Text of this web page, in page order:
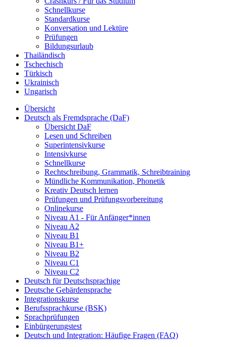
Schnellkurse
Standardkurse
Konversation und Lektüre
Prüfungen
Bildungsurlaub
Thailändisch
Tschechisch
Türkisch
Ukrainisch
Ungarisch
Übersicht
Deutsch als Fremdsprache (DaF)
Übersicht DaF
Lesen und Schreiben
Superintensivkurse
Intensivkurse
Schnellkurse
Rechtschreibung, Grammatik, Schreibtraining
Mündliche Kommunikation, Phonetik
Kreativ Deutsch lernen
Prüfungen und Prüfungsvorbereitung
Onlinekurse
Niveau A1 - Für Anfänger*innen
Niveau A2
Niveau B1
Niveau B1+
Niveau B2
Niveau C1
Niveau C2
Deutsch für Deutschsprachige
Deutsche Gebärdensprache
Integrationskurse
Berufssprachkurse (BSK)
Sprachprüfungen
Einbürgerungstest
Deutsch und Integration: Häufige Fragen (FAQ)